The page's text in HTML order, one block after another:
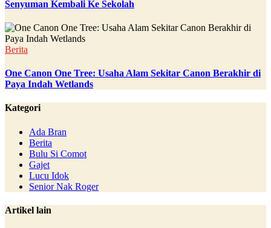
Senyuman Kembali Ke Sekolah
Berita
One Canon One Tree: Usaha Alam Sekitar Canon Berakhir di
Paya Indah Wetlands
Kategori
Ada Bran
Berita
Bulu Si Comot
Gajet
Lucu Idok
Senior Nak Roger
Artikel lain